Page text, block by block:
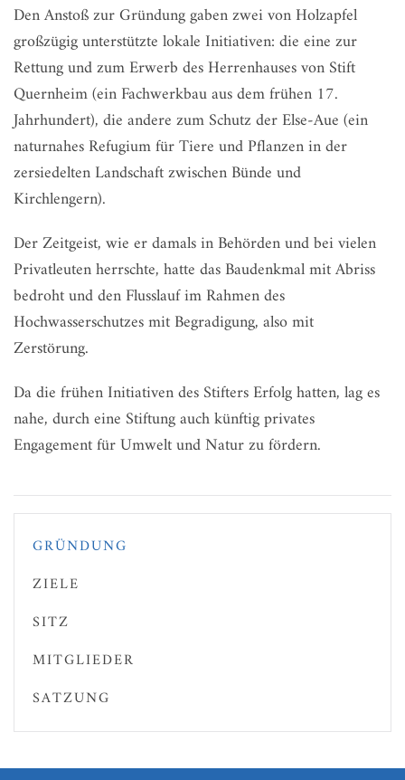
Den Anstoß zur Gründung gaben zwei von Holzapfel
großzügig unterstützte lokale Initiativen: die eine zur
Rettung und zum Erwerb des Herrenhauses von Stift
Quernheim (ein Fachwerkbau aus dem frühen 17.
Jahrhundert), die andere zum Schutz der Else-Aue (ein
naturnahes Refugium für Tiere und Pflanzen in der
zersiedelten Landschaft zwischen Bünde und
Kirchlengern).
Der Zeitgeist, wie er damals in Behörden und bei vielen
Privatleuten herrschte, hatte das Baudenkmal mit Abriss
bedroht und den Flusslauf im Rahmen des
Hochwasserschutzes mit Begradigung, also mit
Zerstörung.
Da die frühen Initiativen des Stifters Erfolg hatten, lag es
nahe, durch eine Stiftung auch künftig privates
Engagement für Umwelt und Natur zu fördern.
GRÜNDUNG
ZIELE
SITZ
MITGLIEDER
SATZUNG